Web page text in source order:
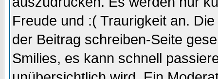
Freude und :( Traurigkeit an.
der Beitrag schreiben-Seite
Smilies, es kann schnell